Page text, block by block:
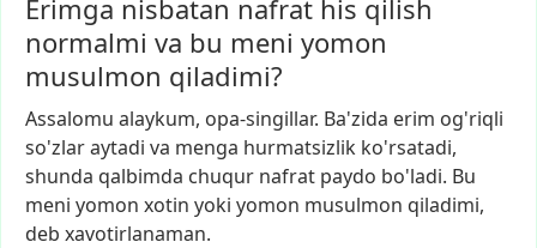
Erimga nisbatan nafrat his qilish
normalmi va bu meni yomon
musulmon qiladimi?
Assalomu alaykum, opa-singillar. Ba'zida erim og'riqli
so'zlaraytadi va menga hurmatsizlik ko'rsatadi,
shunda qalbimda chuqur nafrat paydo bo'ladi. Bu
meni yomon xotin yoki yomon musulmon qiladimi,
deb xavotirlanaman.